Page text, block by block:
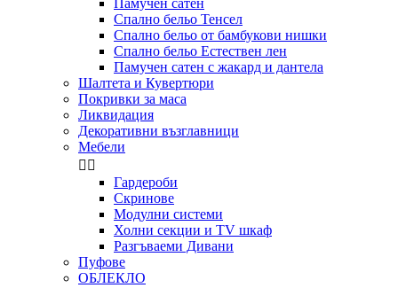
Памучен сатен
Спално бельо Тенсел
Спално бельо от бамбукови нишки
Спално бельо Естествен лен
Памучен сатен с жакард и дантела
Шалтета и Кувертюри
Покривки за маса
Ликвидация
Декоративни възглавници
Мебели
 
Гардероби
Скринове
Модулни системи
Холни секции и ТV шкаф
Разгъваеми Дивани
Пуфове
ОБЛЕКЛО